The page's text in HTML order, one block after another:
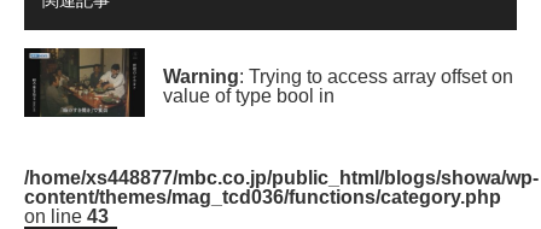
Warning: Trying to access array offset on
value of type bool in
/home/xs448877/mbc.co.jp/public_html/blogs/showa/wp-
content/themes/mag_tcd036/functions/category.php
on line 43